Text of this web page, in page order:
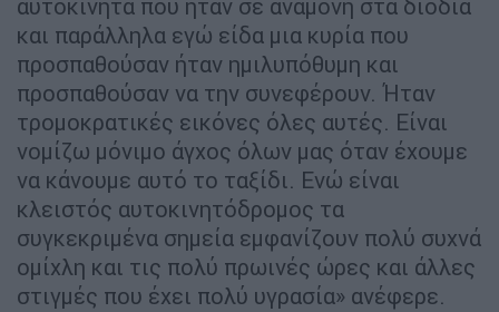
αυτοκίνητα που ήταν σε αναμονή στα διόδια
και παράλληλα εγώ είδα μια κυρία που
προσπαθούσαν ήταν ημιλυπόθυμη και
προσπαθούσαν να την συνεφέρουν. Ήταν
τρομοκρατικές εικόνες όλες αυτές. Είναι
νομίζω μόνιμο άγχος όλων μας όταν έχουμε
να κάνουμε αυτό το ταξίδι. Ενώ είναι
κλειστός αυτοκινητόδρομος τα
συγκεκριμένα σημεία εμφανίζουν πολύ συχνά
ομίχλη και τις πολύ πρωινές ώρες και άλλες
στιγμές που έχει πολύ υγρασία» ανέφερε.